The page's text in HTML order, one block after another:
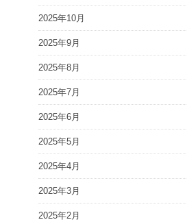
2025年10月
2025年9月
2025年8月
2025年7月
2025年6月
2025年5月
2025年4月
2025年3月
2025年2月